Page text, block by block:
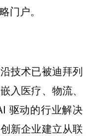
门户。
技术已被迪拜列
入医疗、物流、
驱动的行业解决
新企业建立从联